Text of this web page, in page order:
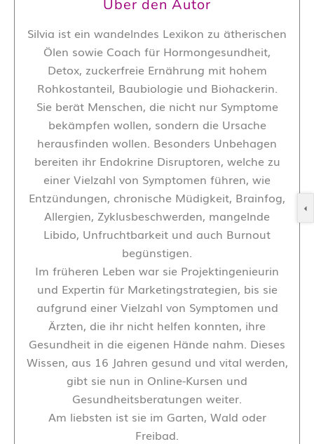
Über den Autor
Silvia ist ein wandelndes Lexikon zu ätherischen
Ölen sowie Coach für Hormongesundheit,
Detox, zuckerfreie Ernährung mit hohem
Rohkostanteil, Baubiologie und Biohackerin.
Sie berät Menschen, die nicht nur Symptome
bekämpfen wollen, sondern die Ursache
herausfinden wollen. Besonders Unbehagen
bereiten ihr Endokrine Disruptoren, welche zu
einer Vielzahl von Symptomen führen, wie
Entzündungen, chronische Müdigkeit, Brainfog,
Allergien, Zyklusbeschwerden, mangelnde
Libido, Unfruchtbarkeit und auch Burnout
begünstigen.
Im früheren Leben war sie Projektingenieurin
und Expertin für Marketingstrategien, bis sie
aufgrund einer Vielzahl von Symptomen und
Ärzten, die ihr nicht helfen konnten, ihre
Gesundheit in die eigenen Hände nahm. Dieses
Wissen, aus 16 Jahren gesund und vital werden,
gibt sie nun in Online-Kursen und
Gesundheitsberatungen weiter.
Am liebsten ist sie im Garten, Wald oder
Freibad.